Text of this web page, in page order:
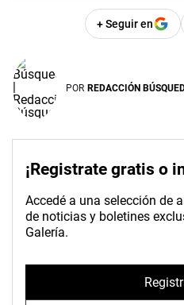
+ Seguir en
POR REDACCIÓN
¡Registrate gratis o
Accedé a una selección de
de noticias y boletines
Galería.